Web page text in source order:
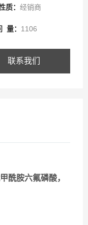
质： 经销商
量： 1106
联系我们
酰胺六氟磷酸，